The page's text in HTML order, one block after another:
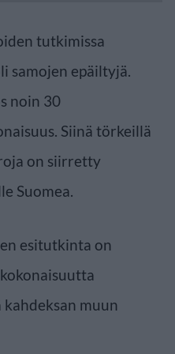
tutkimissa
samojen epäiltyjä.
noin 30
Siinä törkeillä
on siirretty
Suomea.
esitutkinta on
muun